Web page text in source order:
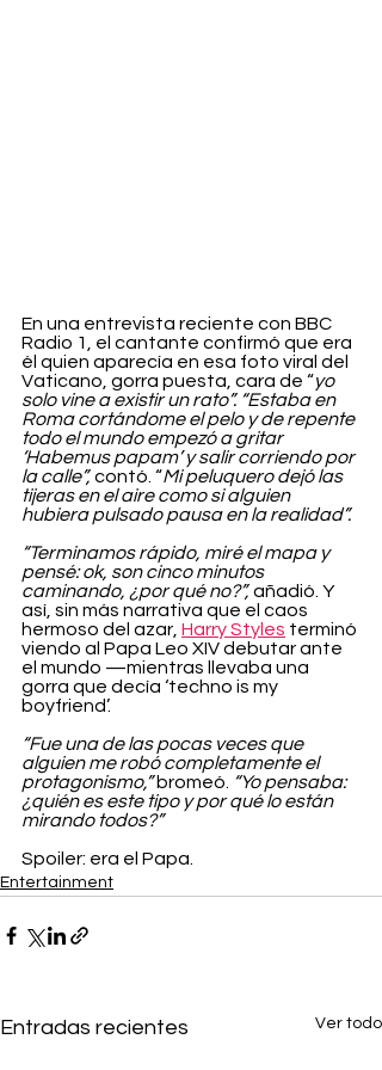
En una entrevista reciente con BBC
Radio 1, el cantante confirmó que era
él quien aparecía en esa foto viral del
Vaticano, gorra puesta, cara de “yo
solo vine a existir un rato”. “Estaba en
Roma cortándome el pelo y de repente
todo el mundo empezó a gritar
‘Habemus papam’ y salir corriendo por
la calle”, contó. “Mi peluquero dejó las
tijeras en el aire como si alguien
hubiera pulsado pausa en la realidad”.
“Terminamos rápido, miré el mapa y
pensé: ok, son cinco minutos
caminando, ¿por qué no?”, añadió. Y
así, sin más narrativa que el caos
hermoso del azar, Harry Styles terminó
viendo al Papa Leo XIV debutar ante
el mundo —mientras llevaba una
gorra que decía ‘techno is my
boyfriend’.
“Fue una de las pocas veces que
alguien me robó completamente el
protagonismo,” bromeó. “Yo pensaba:
¿quién es este tipo y por qué lo están
mirando todos?”
Spoiler: era el Papa.
Entertainment
Entradas recientes Ver todo